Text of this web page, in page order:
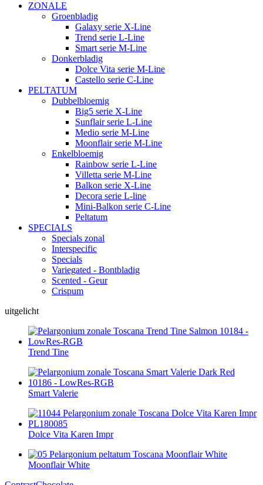
ZONALE
Groenbladig
Galaxy serie X-Line
Trend serie L-Line
Smart serie M-Line
Donkerbladig
Dolce Vita serie M-Line
Castello serie C-Line
PELTATUM
Dubbelbloemig
Big5 serie X-Line
Sunflair serie L-Line
Medio serie M-Line
Moonflair serie M-Line
Enkelbloemig
Rainbow serie L-Line
Villetta serie M-Line
Balkon serie X-Line
Decora serie L-line
Mini-Balkon serie C-Line
Peltatum
SPECIALS
Specials zonal
Interspecific
Specials
Variegated - Bontbladig
Scented - Geur
Crispum
uitgelicht
Trend Tine
Smart Valerie
Dolce Vita Karen Impr
Moonflair White